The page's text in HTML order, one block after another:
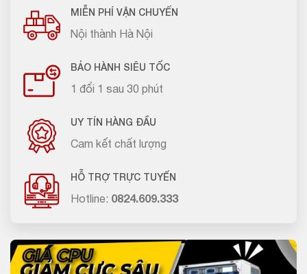
MIỄN PHÍ VẬN CHUYỂN
Nội thành Hà Nội
BẢO HÀNH SIÊU TỐC
1 đổi 1 sau 30 phút
UY TÍN HÀNG ĐẦU
Cam kết chất lượng
HỖ TRỢ TRỰC TUYẾN
Hotline: 0824.609.333